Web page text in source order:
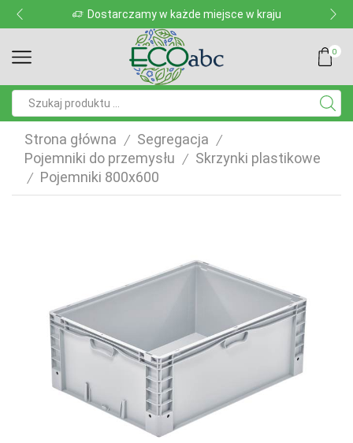
Dostarczamy w każde miejsce w kraju
0
Strona główna / Segregacja /
Pojemniki do przemysłu / Skrzynki plastikowe
/ Pojemniki 800x600